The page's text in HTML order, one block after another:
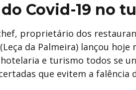
Covid-19 no
proprietário dos
da Palmeira) lançou
e turismo todos se
que evitem a falência